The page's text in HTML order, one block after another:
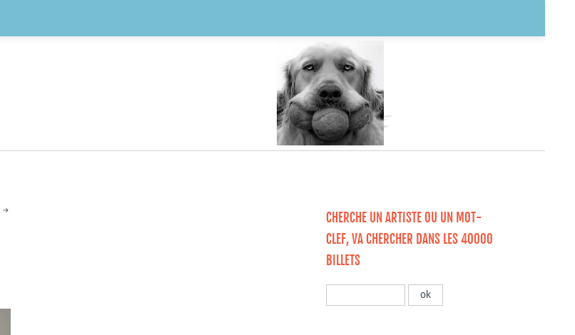
CHERCHE UN ARTISTE OU UN MOT-
CLEF, VA CHERCHER DANS LES 40000
BILLETS